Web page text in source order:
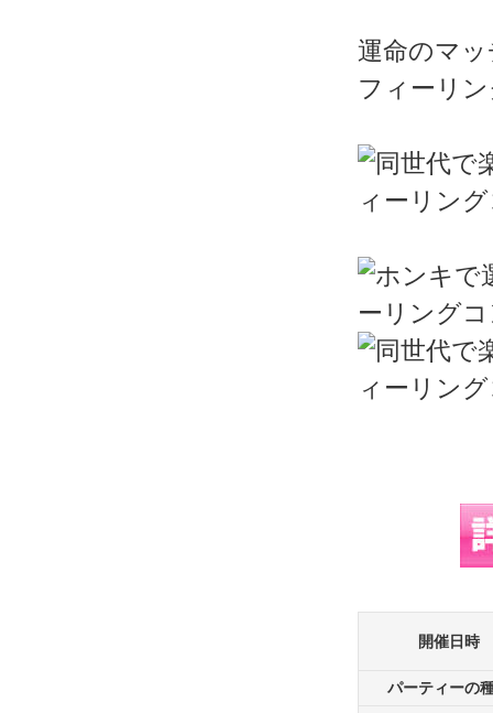
運命のマ
フィーリ
開催日時
パーティーの